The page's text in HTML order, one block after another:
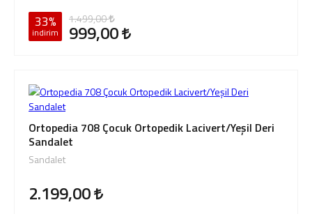
33%
indirim
1.499,00
999,00
Ortopedia 708 Çocuk Ortopedik Lacivert/Yeşil Deri
Sandalet
Sandalet
2.199,00